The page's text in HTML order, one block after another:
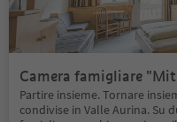
Camera famigliare
Partire insieme. Tornare
condivise in Valle Aurina. Su